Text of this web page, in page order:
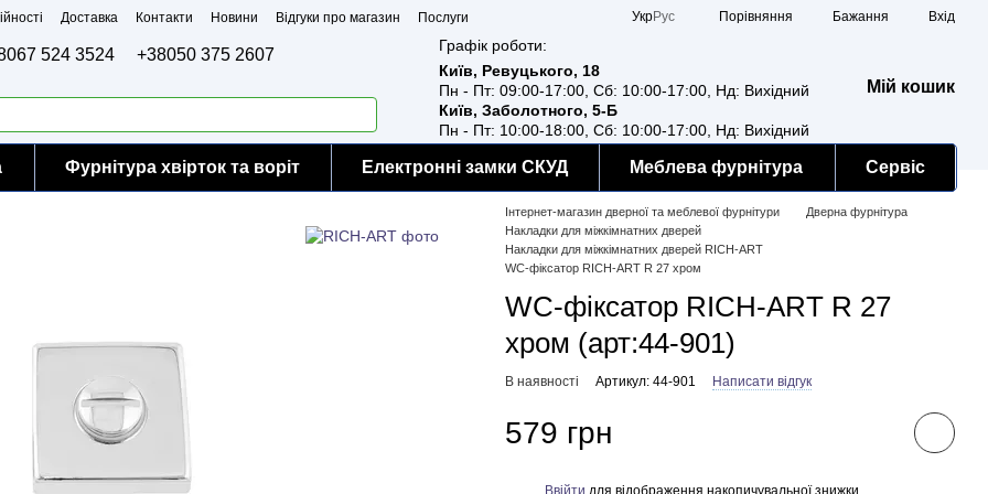
Доставка Контакти Новини Відгуки про магазин
Послуги
УкрРус Порівняння Бажання Вхід
524 3524 +38050 375 2607
Графік роботи:
Київ, Ревуцького, 18
Пн - Пт: 09:00-17:00, Сб: 10:00-17:00, Нд: Вихідний
Київ, Заболотного, 5-Б
Пн - Пт: 10:00-18:00, Сб: 10:00-17:00, Нд: Вихідний
Мій кошик
Фурнітура хвірток та воріт Електронні замки СКУД Меблева фурнітура Сервіс
Інтернет-магазин дверної та меблевої фурнітури
Дверна фурнітура
Накладки для міжкімнатних дверей
Накладки для міжкімнатних дверей RICH-ART
WC-фіксатор RICH-ART R 27 хром
WC-фіксатор RICH-ART R 27
хром (арт:44-901)
В наявності Артикул: 44-901 Написати відгук
579 грн
Ввійти для відображення накопичувальної знижки